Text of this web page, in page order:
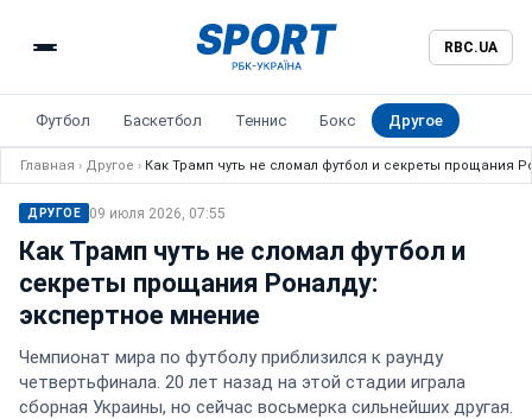
RBC.UA
Футбол Баскетбол Теннис Бокс Другое
Главная › Другое › Как Трамп чуть не сломал футбол и секреты прощания
ДРУГОЕ 09 июля 2026, 07:55
Как Трамп чуть не сломал футбол и
секреты прощания Роналду:
экспертное мнение
Чемпионат мира по футболу приблизился к раунду
четвертьфинала. 20 лет назад на этой стадии играла
сборная Украины, но сейчас восьмерка сильнейших другая.